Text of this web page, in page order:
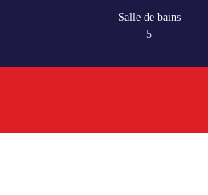
Salle de bains
5